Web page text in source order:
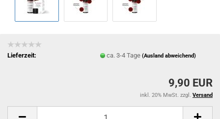
Lieferzeit: ca. 3-4 Tage(Ausland abweichend)
9,90 EUR
inkl. 20% MwSt. zzgl. Versand